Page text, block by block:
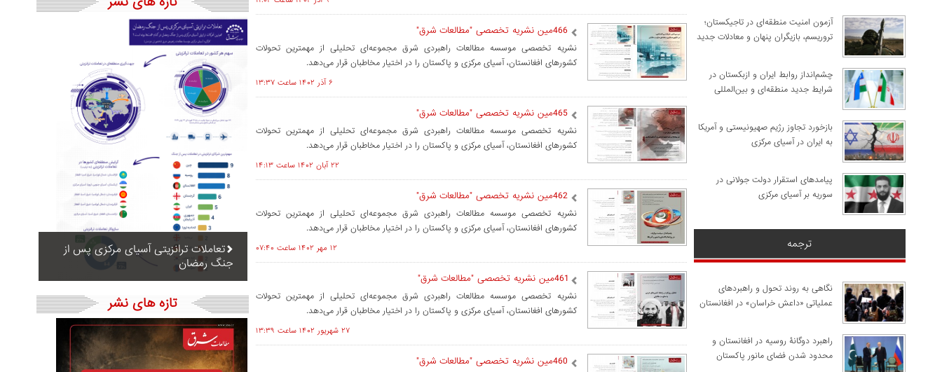
آزمون امنیت منطقه‌ای در تاجیکستان؛
تروریسم، بازیگران پنهان و معادلات جدید
چشم‌انداز روابط ایران و ازبکستان در
شرایط جدید منطقه‌ای و بین‌المللی
​بازخورد تجاوز رژیم صهیونیستی و آمریکا
به ایران در آسیای مرکزی
پیامدهای استقرار دولت جولانی در
سوریه بر آسیای مرکزی
ترجمه
نگاهی به روند تحول و راهبردهای
عملیاتی «داعش خراسان» در افغانستان
راهبرد دوگانۀ روسیه در افغانستان و
محدود شدن فضای مانور پاکستان
466مین نشریه تخصصی "مطالعات شرق"
نشریه تخصصی موسسه مطالعات راهبردی شرق مجموعه‌ای تحلیلی از مهمترین تحولات
کشورهای افغانستان، آسیای مرکزی و پاکستان را در اختیار مخاطبان قرار می‌دهد.
۶ آذر ۱۴۰۲ ساعت ۱۳:۳۷
465مین نشریه تخصصی "مطالعات شرق"
نشریه تخصصی موسسه مطالعات راهبردی شرق مجموعه‌ای تحلیلی از مهمترین تحولات
کشورهای افغانستان، آسیای مرکزی و پاکستان را در اختیار مخاطبان قرار می‌دهد.
۲۲ آبان ۱۴۰۲ ساعت ۱۴:۱۳
462مین نشریه تخصصی "مطالعات شرق"
نشریه تخصصی موسسه مطالعات راهبردی شرق مجموعه‌ای تحلیلی از مهمترین تحولات
کشورهای افغانستان، آسیای مرکزی و پاکستان را در اختیار مخاطبان قرار می‌دهد.
۱۲ مهر ۱۴۰۲ ساعت ۰۷:۴۰
461مین نشریه تخصصی "مطالعات شرق"
نشریه تخصصی موسسه مطالعات راهبردی شرق مجموعه‌ای تحلیلی از مهمترین تحولات
کشورهای افغانستان، آسیای مرکزی و پاکستان را در اختیار مخاطبان قرار می‌دهد.
۲۷ شهريور ۱۴۰۲ ساعت ۱۳:۳۹
460مین نشریه تخصصی "مطالعات شرق"
تعاملات ترانزیتی آسیای مرکزی پس از
جنگ رمضان
تازه های نشر